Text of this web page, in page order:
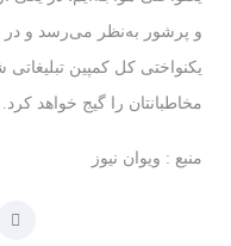
و پرشور به‌نظر می‌رسد و در
یکنواختی کل کمپین
مخاطبانتان را گیج خواهد کرد.
منبع : ویوان نیوز